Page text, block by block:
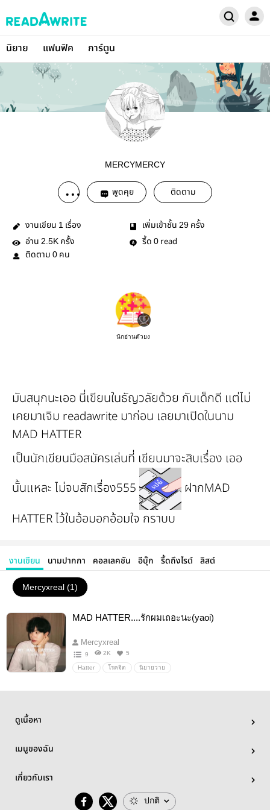
นิยาย แฟนฟิค การ์ตูน
MERCYMERCY
พูดคุย ติดตาม
งานเขียน 1 เรื่อง เพิ่มเข้าชั้น 29 ครั้ง
อ่าน 2.5K ครั้ง รี้ด 0 read
ติดตาม 0 คน
นักอ่านตัวยง
มันสนุกนะเออ นี่เขียนในธัญวลัยด้วย กับเด็กดี เเต่ไม่
เคยมาเจิม readawrite มาก่อน เลยมาเปิดในนาม
MAD HATTER
เป็นนักเขียนมือสมัครเล่นที่ เขียนมาจะสิบเรื่อง เออ
นั้นเเหละ ไม่จบสักเรื่อง555
ฝากMAD
HATTER ไว้ในอ้อมอกอ้อมใจ กราบบ
งานเขียน นามปากกา คอลเลคชัน อีบุ๊ก รี้ดถึงไรต์ ลิสต์
Mercyxreal (1)
MAD HATTER....รักผมเถอะนะ(yaoi)
Mercyxreal
9 2K 5
Hatter โรคจิต นิยายวาย
ดูเนื้อหา
เมนูของฉัน
เกี่ยวกับเรา
ปกติ